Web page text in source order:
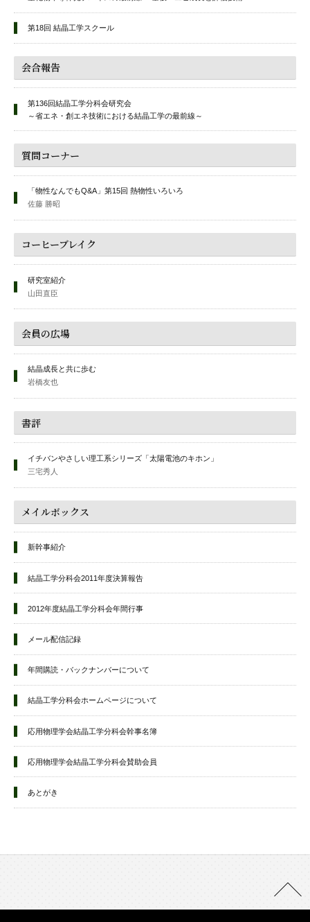
第18回 結晶工学スクール
会合報告
第136回結晶工学分科会研究会
～省エネ・創エネ技術における結晶工学の最前線～
質問コーナー
「物性なんでもQ&A」第15回 熱物性いろいろ
佐藤 勝昭
コーヒーブレイク
研究室紹介
山田直臣
会員の広場
結晶成長と共に歩む
岩橋友也
書評
イチバンやさしい理工系シリーズ「太陽電池のキホン」
三宅秀人
メイルボックス
新幹事紹介
結晶工学分科会2011年度決算報告
2012年度結晶工学分科会年間行事
メール配信記録
年間購読・バックナンバーについて
結晶工学分科会ホームページについて
応用物理学会結晶工学分科会幹事名簿
応用物理学会結晶工学分科会賛助会員
あとがき